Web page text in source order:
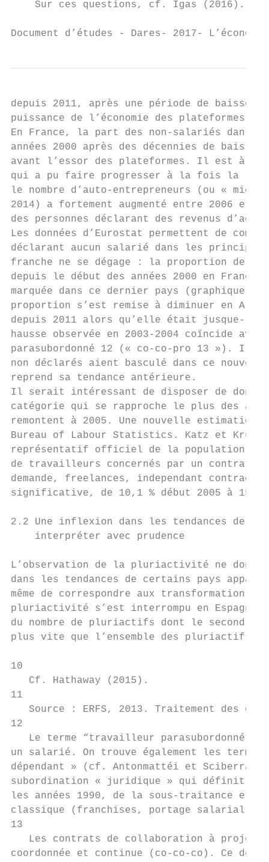
    Sur ces questions, cf. Igas (2016).
Document d’études - Dares- 2017-
depuis 2011, après une période de baisse.
puissance de l’économie des plateformes
En France, la part des non-salariés dans
années 2000 après des décennies de
avant l’essor des plateformes. Il est à
qui a pu faire progresser à la fois la
le nombre d’auto-entrepreneurs (ou «
2014) a fortement augmenté entre 2006
des personnes déclarant des revenus
Les données d’Eurostat permettent de
déclarant aucun salarié dans les principales
franche ne se dégage : la proportion de
depuis le début des années 2000 en France,
marquée dans ce dernier pays (graphique
proportion s’est remise à diminuer en
depuis 2011 alors qu’elle était jusque-
hausse observée en 2003-2004 coïncide
parasubordonné 12 (« co-co-pro 13 »). Il
non déclarés aient basculé dans ce
reprend sa tendance antérieure.
Il serait intéressant de disposer de
catégorie qui se rapproche le plus des
remontent à 2005. Une nouvelle
Bureau of Labour Statistics. Katz et
représentatif officiel de la population
de travailleurs concernés par un
demande, freelances, independant
significative, de 10,1 % début 2005 à 15,8
2.2 Une inflexion dans les tendances de
    interpréter avec prudence
L’observation de la pluriactivité ne
dans les tendances de certains pays
même de correspondre aux
pluriactivité s’est interrompu en Espagne
du nombre de pluriactifs dont le second
plus vite que l’ensemble des pluriactifs au
10
   Cf. Hathaway (2015).
11
Source : ERFS, 2013. Traitement des
12
Le terme “travailleur parasubordonné”
un salarié. On trouve également les
dépendant » (cf. Antonmattéi et Sciberras,
subordination « juridique » qui définit le
les années 1990, de la sous-traitance et
classique (franchises, portage salarial,
13
Les contrats de collaboration à projet
coordonnée et continue (co-co-co). Ce